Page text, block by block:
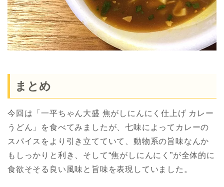
まとめ
今回は「一平ちゃん大盛 焦がしにんにく仕上げ カレー
うどん」を食べてみましたが、七味によってカレーの
スパイスをより引き立てていて、動物系の旨味なんか
もしっかりと利き、そして“焦がしにんにく”が全体的に
食欲そそる良い風味と旨味を表現していました。